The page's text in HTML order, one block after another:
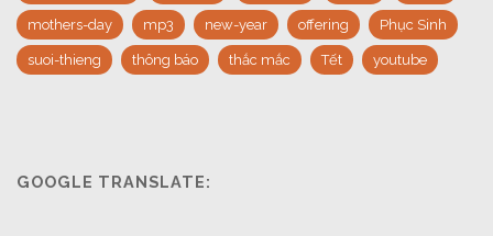
mothers-day mp3 new-year offering Phục Sinh
suoi-thieng thông báo thắc mắc Tết youtube
GOOGLE TRANSLATE: